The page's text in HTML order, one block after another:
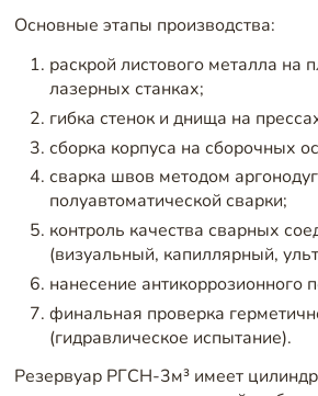
Основные этапы производства:
раскрой листового металла на
лазерных станках;
гибка стенок и днища на
сборка корпуса на сборочных
сварка швов методом
полуавтоматической сварки;
контроль качества сварных
(визуальный, капиллярный,
нанесение антикоррозионного
финальная проверка
(гидравлическое испытание).
Резервуар РГСН-3м³ имеет